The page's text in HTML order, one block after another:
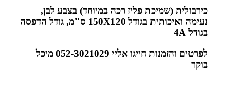
כירבולית (שמיכת פליז רכה במיוחד) בצבע לבן,
נעימה ואיכותית בגודל 150X120
ס"מ, גודל הדפסה
בגודל 4A
לפרטים והזמנות חייגו אליי 052-3021029 מיכל
בוקר